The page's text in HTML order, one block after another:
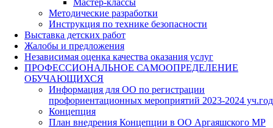
Мастер-классы
Методические разработки
Инструкция по технике безопасности
Выставка детских работ
Жалобы и предложения
Независимая оценка качества оказания услуг
ПРОФЕССИОНАЛЬНОЕ САМООПРЕДЕЛЕНИЕ
ОБУЧАЮЩИХСЯ
Информация для ОО по регистрации
профориентационных мероприятий 2023-2024 уч.год
Концепция
План внедрения Концепции в ОО Аргаяшского МР